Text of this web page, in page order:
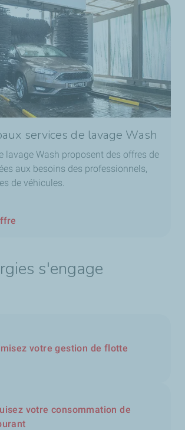
services de lavage Wash
lavage Wash proposent des offres de
aux besoins des professionnels,
de véhicules.
s'engage
votre gestion de flotte
votre consommation de